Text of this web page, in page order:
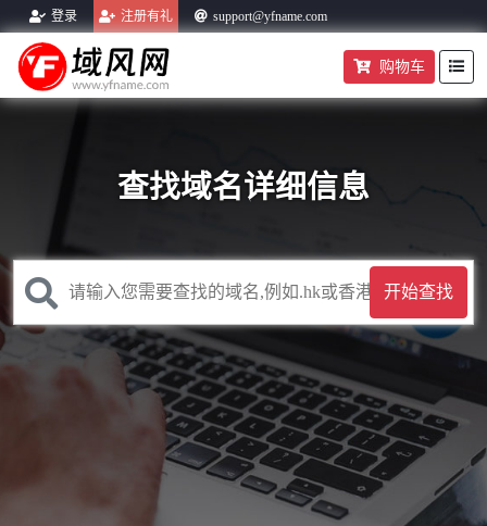
登录 注册有礼 support@yfname.com
帮助中心 域名转入
购物车
查找域名详细信息
开始查找